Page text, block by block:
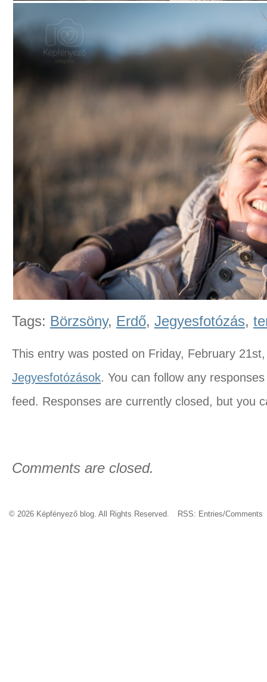
Tags: Börzsöny, Erdő, Jegyesfotózás,
This entry was posted on Friday, February
Jegyesfotózások. You can follow any
feed. Responses are currently closed, but you
Comments are closed.
© 2026 Képfényező blog. All Rights Reserved. RSS: Entries/Comments